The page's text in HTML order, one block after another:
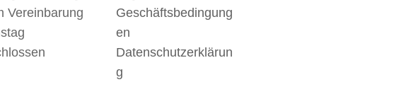
Vereinbarung
Geschäftsbedingung
en
Datenschutzerklärun
g